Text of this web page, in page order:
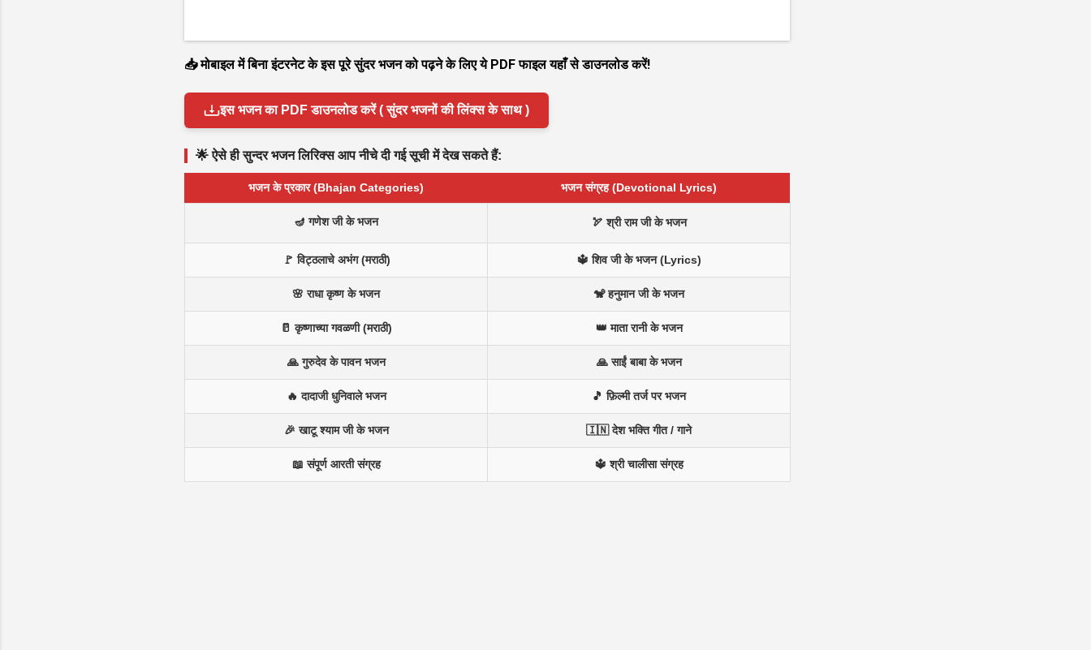
📥 मोबाइल में बिना इंटरनेट के इस पूरे सुंदर भजन को पढ़ने के लिए ये PDF फाइल यहाँ से डाउनलोड करें!
इस भजन का PDF डाउनलोड करें ( सुंदर भजनों की लिंक्स के साथ )
🌟 ऐसे ही सुन्दर भजन लिरिक्स आप नीचे दी गई सूची में देख सकते हैं:
भजन के प्रकार (Bhajan Categories) भजन संग्रह (Devotional Lyrics)
🪔 गणेश जी के भजन 🏹 श्री राम जी के भजन
🚩 विट्ठलाचे अभंग (मराठी) 🔱 शिव जी के भजन (Lyrics)
🌸 राधा कृष्ण के भजन 🐒 हनुमान जी के भजन
🥛 कृष्णाच्या गवळणी (मराठी) 👑 माता रानी के भजन
🙏 गुरुदेव के पावन भजन 🙏 साईं बाबा के भजन
🔥 दादाजी धुनिवाले भजन 🎵 फ़िल्मी तर्ज पर भजन
🎉 खाटू श्याम जी के भजन 🇮🇳 देश भक्ति गीत / गाने
📖 संपूर्ण आरती संग्रह 🔱 श्री चालीसा संग्रह